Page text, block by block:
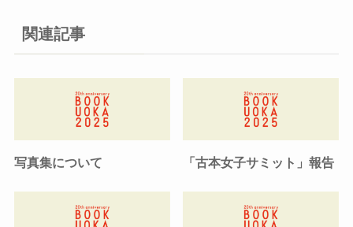
関連記事
写真集について 「古本女子サミット」報告